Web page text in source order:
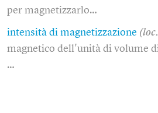
per magnetizzarlo…
intensità di magnetizzazione
magnetico dell'unità di volume
…